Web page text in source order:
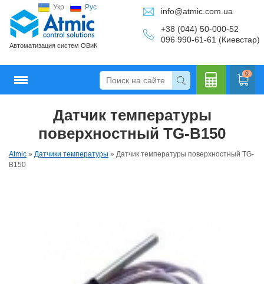
Укр Рус
Автоматизация систем ОВиК
info@atmic.com.ua
+38 (044) 50-000-52
096 990-61-61 (Киевстар)
0
Датчик температуры
поверхностный TG-B150
Atmic » Датчики температуры » Датчик температуры поверхностный TG-
B150